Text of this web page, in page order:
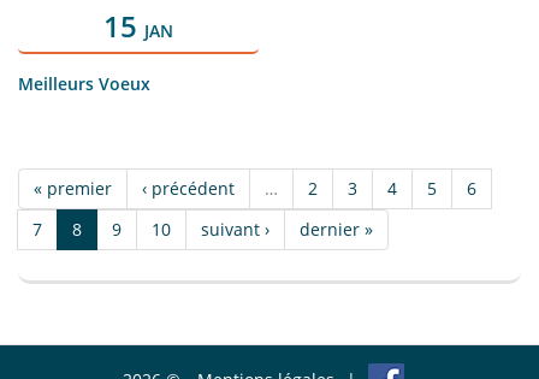
15 JAN
Meilleurs Voeux
« premier ‹ précédent … 2 3 4 5
6
7
8 9 10 suivant › dernier »